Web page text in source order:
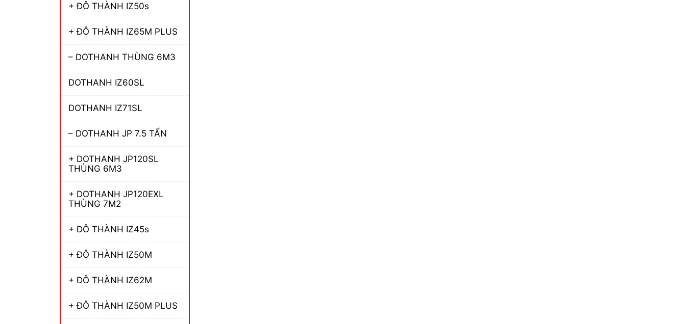
+ ĐÔ THÀNH IZ50s
+ ĐÔ THÀNH IZ65M PLUS
– DOTHANH THÙNG 6M3
DOTHANH IZ60SL
DOTHANH IZ71SL
– DOTHANH JP 7.5 TẤN
+ DOTHANH JP120SL
THÙNG 6M3
+ DOTHANH JP120EXL
THÙNG 7M2
+ ĐÔ THÀNH IZ45s
+ ĐÔ THÀNH IZ50M
+ ĐÔ THÀNH IZ62M
+ ĐÔ THÀNH IZ50M PLUS